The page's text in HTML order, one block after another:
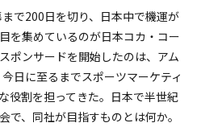
で200日を切り、日本中で機運が
を集めているのが日本コカ・コー
ポンサードを開始したのは、アム
日に至るまでスポーツマーケティ
役割を担ってきた。日本で半世紀
で、同社が目指すものとは何か。